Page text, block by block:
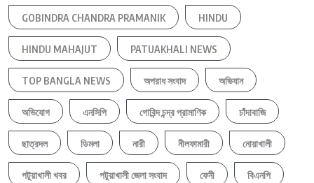
GOBINDRA CHANDRA PRAMANIK HINDU
HINDU MAHAJUT PATUAKHALI NEWS
TOP BANGLA NEWS অপরাধ সংবাদ অভিযান
অভিযোগ এনসিপি গোবিন্দ চন্দ্র প্রামাণিক চাঁদাবাজি
ছাত্রদল ডিমলা নারী নীলফামারী নোয়াখালী
পটুয়াখালী খবর পটুয়াখালী জেলা সংবাদ ফেনী বিএনপি